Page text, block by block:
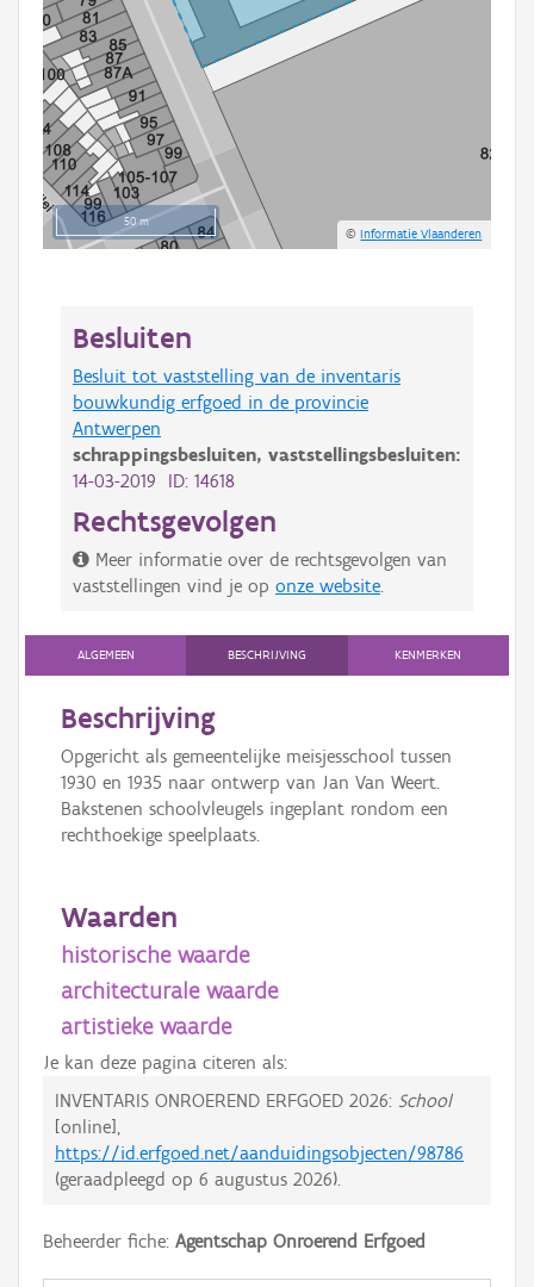
50 m
©Informatie Vlaanderen
Besluiten
Besluit tot vaststelling van de inventaris
bouwkundig erfgoed in de provincie
Antwerpen
schrappingsbesluiten, vaststellingsbesluiten:
14-03-2019 ID: 14618
Rechtsgevolgen
Meer informatie over de rechtsgevolgen van
vaststellingen vind je op onze website
ALGEMEEN BESCHRIJVING KENMERKEN
Beschrijving
Opgericht als gemeentelijke meisjesschool tussen
1930 en 1935 naar ontwerp van Jan Van Weert.
Bakstenen schoolvleugels ingeplant rondom een
rechthoekige speelplaats.
Waarden
historische waarde
architecturale waarde
artistieke waarde
Je kan deze pagina citeren als:
INVENTARIS ONROEREND ERFGOED 2026: School
[online],
https://id.erfgoed.net/aanduidingsobjecten/98786
(geraadpleegd op 6 augustus 2026).
Beheerder fiche: Agentschap Onroerend Erfgoed